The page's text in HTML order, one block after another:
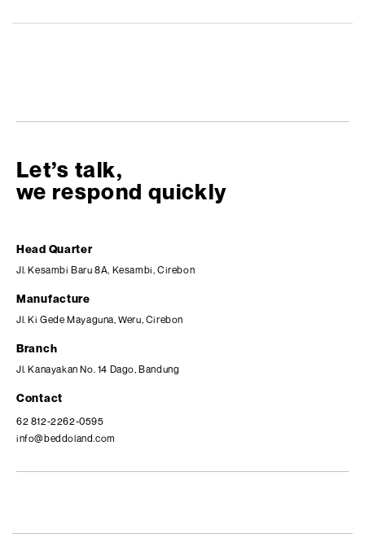
Let’s talk,
we respond quickly
Head Quarter
Jl. Kesambi Baru 8A, Kesambi, Cirebon
Manufacture
Jl. Ki Gede Mayaguna, Weru, Cirebon
Branch
Jl. Kanayakan No. 14 Dago, Bandung
Contact
62 812-2262-0595
info@beddoland.com